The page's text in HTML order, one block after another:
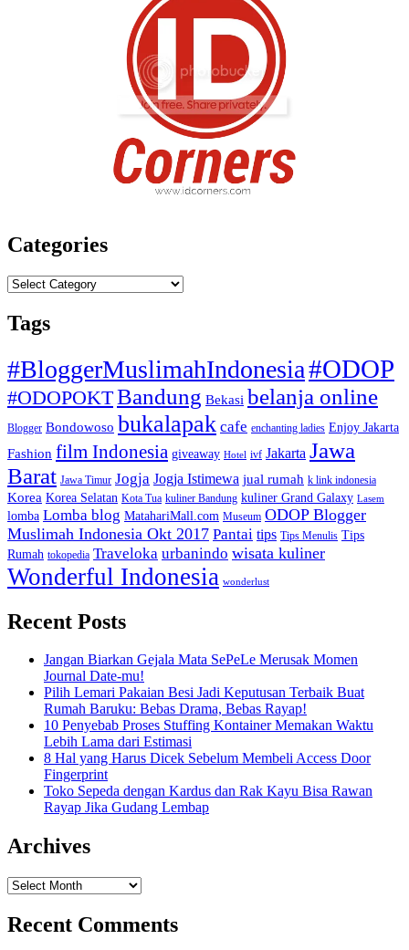
Categories
Categories
Tags
#BloggerMuslimahIndonesia#ODOP
#ODOPOKTBandung Bekasi belanja online
Blogger Bondowoso bukalapak cafe enchanting ladies Enjoy Jakarta
Fashion film Indonesia giveaway Hotel ivf Jakarta Jawa
Barat Jawa Timur Jogja Jogja Istimewa jual rumah k link indonesia
Korea Korea Selatan Kota Tua kuliner Bandung kuliner Grand Galaxy Lasem
lomba Lomba blog MatahariMall.com Museum ODOP Blogger
Muslimah Indonesia Okt 2017 Pantai tips Tips Menulis Tips
Rumah tokopedia Traveloka urbanindo wisata kuliner
Wonderful Indonesia wonderlust
Recent Posts
Jangan Biarkan Gejala Mata SePeLe Merusak Momen
Journal Date-mu!
Pilih Lemari Pakaian Besi Jadi Keputusan Terbaik Buat
Rumah Baruku: Bebas Drama, Bebas Rayap!
10 Penyebab Proses Stuffing Kontainer Memakan Waktu
Lebih Lama dari Estimasi
8 Hal yang Harus Dicek Sebelum Membeli Access Door
Fingerprint
Toko Sepeda dengan Kardus dan Rak Kayu Bisa Rawan
Rayap Jika Gudang Lembap
Archives
Archives
Recent Comments